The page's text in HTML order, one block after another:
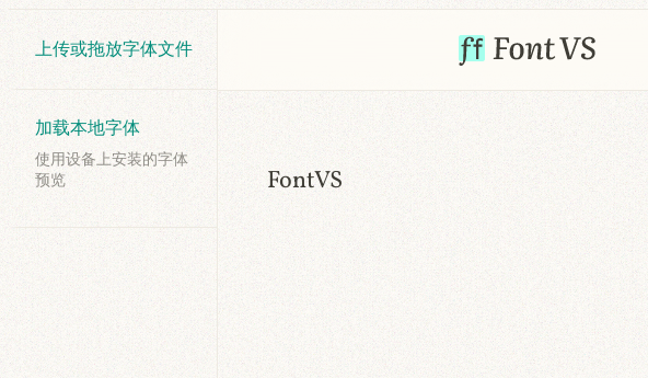
上传或拖放字体文件
加载本地字体
使用设备上安装的字体
预览
FontVS